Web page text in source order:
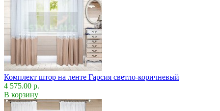
Комплект штор на ленте Гарсия светло-коричневый
4 575.00 р.
В корзину